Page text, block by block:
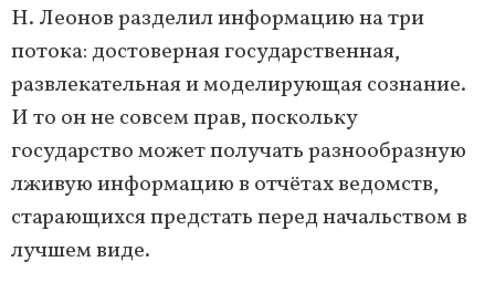
Н. Леонов разделил информацию на три
потока: достоверная государственная,
развлекательная и моделирующая сознание.
И то он не совсем прав, поскольку
государство может получать разнообразную
лживую информацию в отчётах ведомств,
старающихся предстать перед начальством в
лучшем виде.